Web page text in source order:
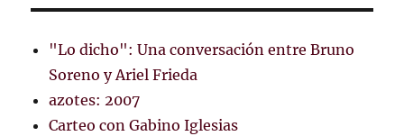
"Lo dicho": Una conversación entre Bruno
Soreno y Ariel Frieda
azotes: 2007
Carteo con Gabino Iglesias